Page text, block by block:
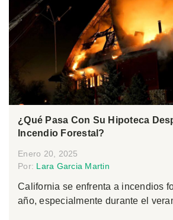
¿Qué Pasa Con Su Hipoteca
Incendio Forestal?
Enero 20, 2025
Por: Lara Garcia Martin
California se enfrenta a incendios
año, especialmente durante el